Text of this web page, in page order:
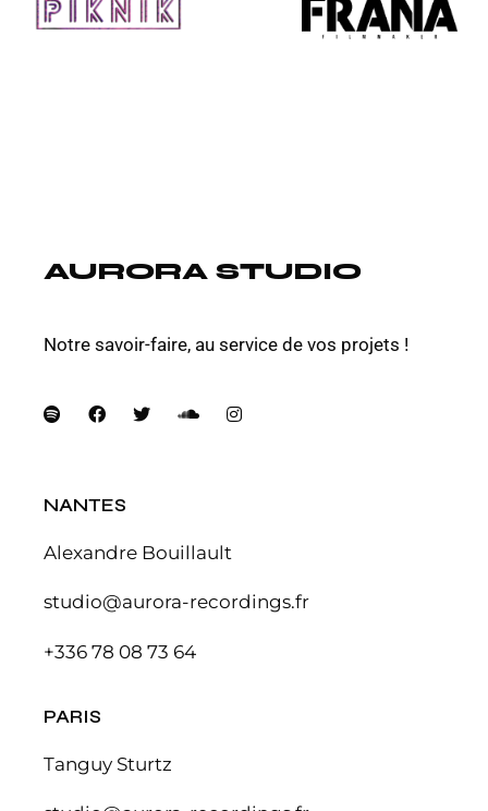
AURORA STUDIO
Notre savoir-faire, au service de vos projets !
NANTES
Alexandre Bouillault
studio@aurora-recordings.fr
+336 78 08 73 64
PARIS
Tanguy Sturtz